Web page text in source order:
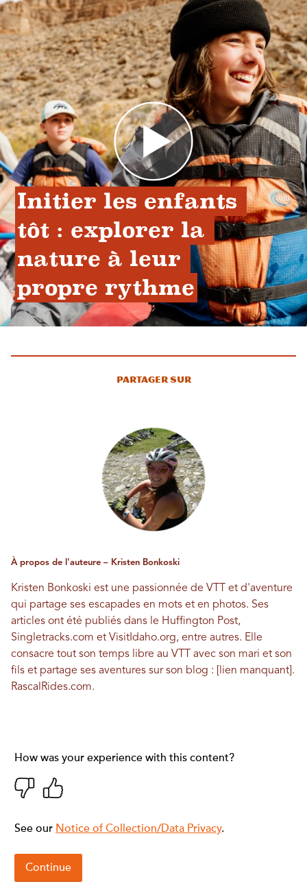
Initier les enfants
tôt : explorer la
nature à leur
propre rythme
Partager sur
À propos de l'auteure – Kristen Bonkoski
Kristen Bonkoski est une passionnée de VTT et d'aventure
qui partage ses escapades en mots et en photos. Ses
articles ont été publiés dans le Huffington Post,
Singletracks.com et VisitIdaho.org, entre autres. Elle
consacre tout son temps libre au VTT avec son mari et son
fils et partage ses aventures sur son blog : [lien manquant].
RascalRides.com.